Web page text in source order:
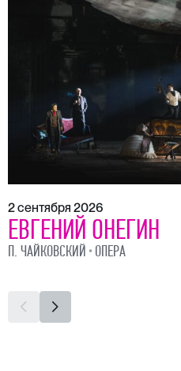
2 сентября 2026
ЕВГЕНИЙ ОНЕГИН
П. ЧАЙКОВСКИЙ ОПЕРА